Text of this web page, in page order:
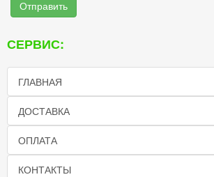
Отправить
СЕРВИС:
ГЛАВНАЯ
ДОСТАВКА
ОПЛАТА
КОНТАКТЫ